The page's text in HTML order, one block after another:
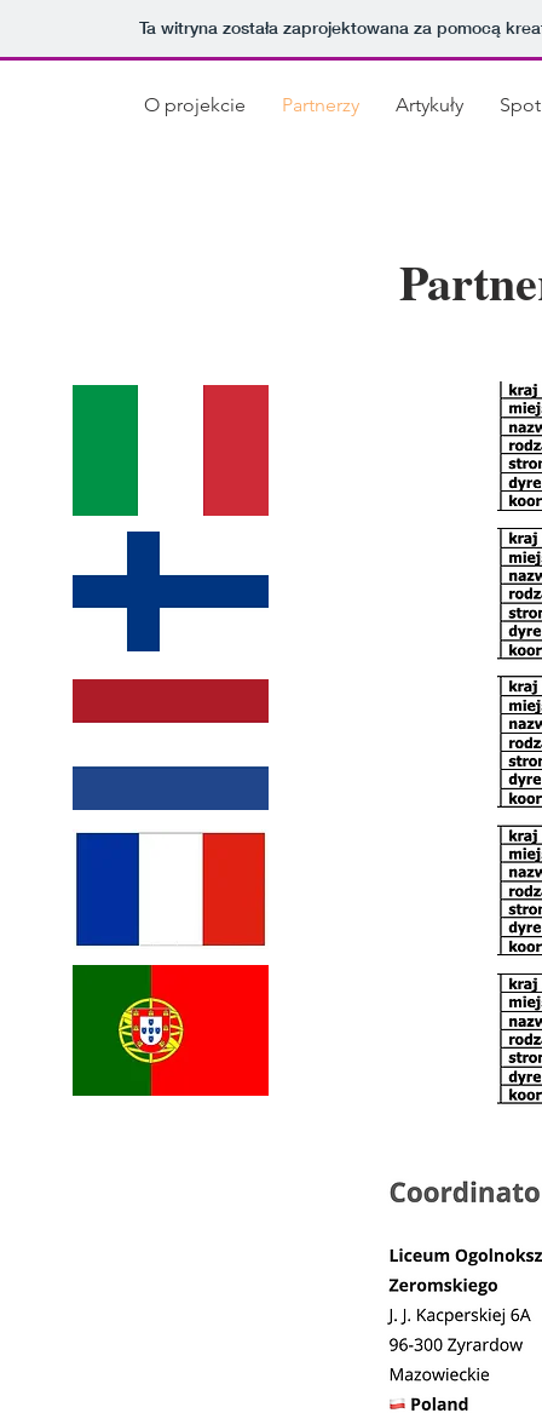
Ta witryna została zaprojektowana za pomocą
O projekcie Partnerzy Artykuły